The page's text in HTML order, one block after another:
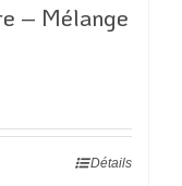
– Mélange
Détails